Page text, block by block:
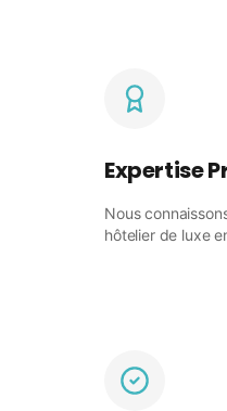
Expertise
Nous
hôtelier de luxe